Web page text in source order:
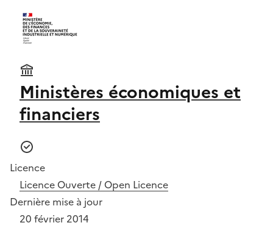
Ministères économiques et
financiers
Licence
Licence Ouverte / Open Licence
Dernière mise à jour
20 février 2014